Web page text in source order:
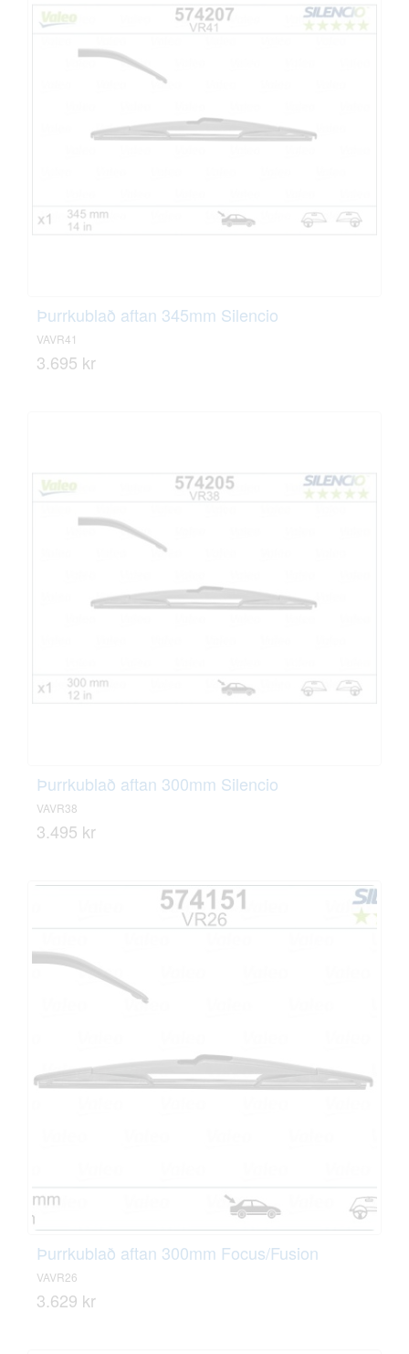
Þurrkublað aftan 345mm Silencio
VAVR41
3.695 kr
Þurrkublað aftan 300mm Silencio
VAVR38
3.495 kr
Þurrkublað aftan 300mm Focus/Fusion
VAVR26
3.629 kr